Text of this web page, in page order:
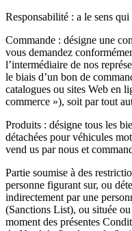
Responsabilité : a le sens
Commande : désigne une
vous demandez
l’intermédiaire de nos
le biais d’un bon de
catalogues ou sites Web en
commerce »), soit par tout
Produits : désigne tous les
détachées pour véhicules
vend us par nous et
Partie soumise à des
personne figurant sur, ou
indirectement par une
(Sanctions List), ou située
moment des présentes